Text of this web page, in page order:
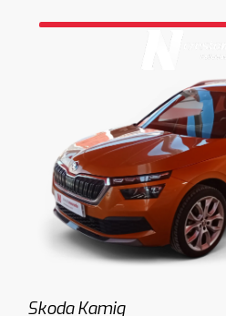
Skoda Kamiq